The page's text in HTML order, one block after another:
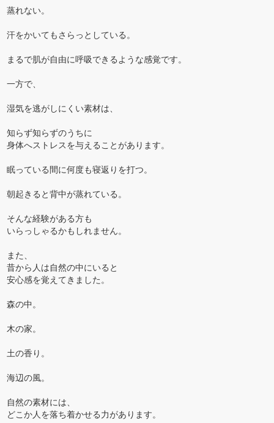
蒸れない。
汗をかいてもさらっとしている。
まるで肌が自由に呼吸できるような感覚です。
一方で、
湿気を逃がしにくい素材は、
知らず知らずのうちに
身体へストレスを与えることがあります。
眠っている間に何度も寝返りを打つ。
朝起きると背中が蒸れている。
そんな経験がある方も
いらっしゃるかもしれません。
また、
昔から人は自然の中にいると
安心感を覚えてきました。
森の中。
木の家。
土の香り。
海辺の風。
自然の素材には、
どこか人を落ち着かせる力があります。